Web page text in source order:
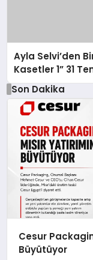
Ayla Selvi’den
Kasetler 1” 31
Son Dakika
Cesur
Büyütüyor